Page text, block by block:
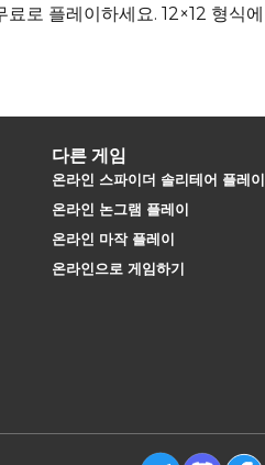
료로 플레이하세요. 12×12 형식에
다른 게임
온라인 스파이더 솔리테어 플레이
온라인 논그램 플레이
온라인 마작 플레이
온라인으로 게임하기